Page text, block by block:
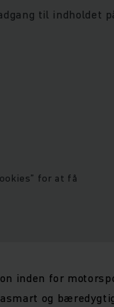
til indholdet
for at få
inden for
og